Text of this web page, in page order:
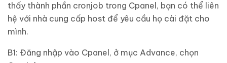
thấy thành phần cronjob trong Cpanel, bạn có thể liên
hệ với nhà cung cấp host để yêu cầu họ cài đặt cho
mình.
B1: Đăng nhập vào Cpanel, ở mục Advance, chọn